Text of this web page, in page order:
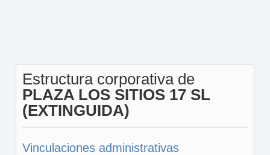
Estructura corporativa de
PLAZA LOS SITIOS 17 SL
(EXTINGUIDA)
Vinculaciones administrativas